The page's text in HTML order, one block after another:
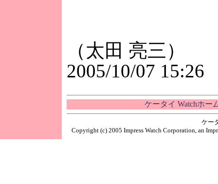
（太田 亮三）
2005/10/07 15:26
ケータイ Watchホー
ケー
Copyright (c) 2005 Impress Watch Corporation, an